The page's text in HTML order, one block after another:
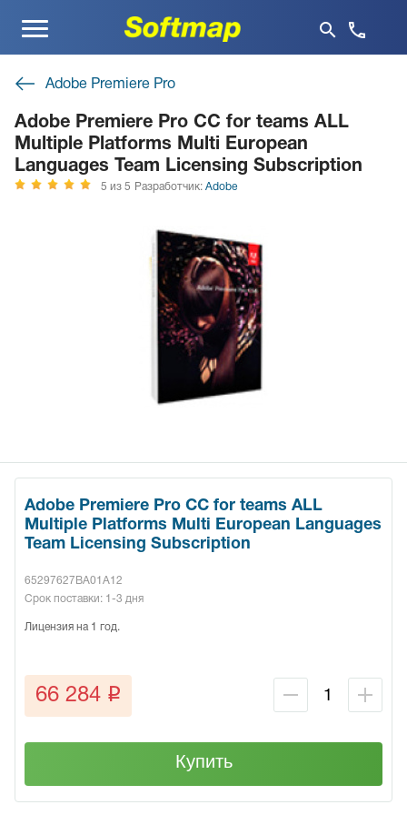
Меню
Adobe Premiere Pro
Adobe Premiere Pro CC for teams ALL
Multiple Platforms Multi European
Languages Team Licensing Subscription
5 из 5 Разработчик: Adobe
Adobe Premiere Pro CC for teams ALL
Multiple Platforms Multi European Languages
Team Licensing Subscription
65297627BA01A12
Срок поставки: 1-3 дня
Лицензия на 1 год.
66 284 q
Купить